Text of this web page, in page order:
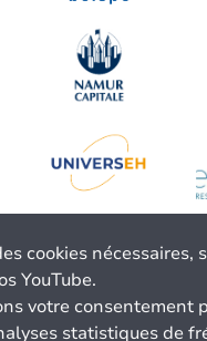
cookies nécessaires,
YouTube.
votre consentement
statistiques de